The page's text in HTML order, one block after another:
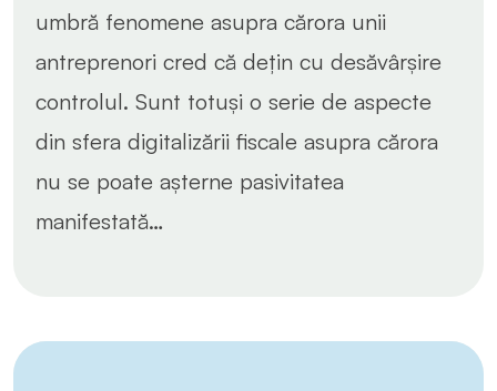
umbră fenomene asupra cărora unii
antreprenori cred că dețin cu desăvârșire
controlul. Sunt totuși o serie de aspecte
din sfera digitalizării fiscale asupra cărora
nu se poate așterne pasivitatea
manifestată…